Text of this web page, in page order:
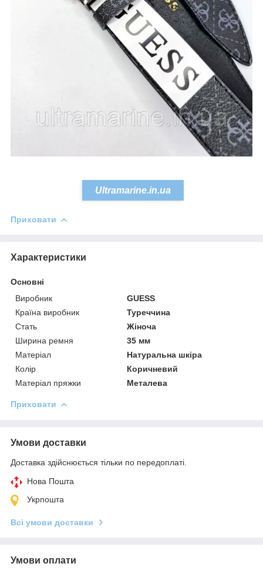
Ultramarine.in.ua
Приховати
Характеристики
Основні
Виробник
GUESS
Країна виробник
Туреччина
Стать
Жіноча
Ширина ремня
35 мм
Матеріал
Натуральна шкіра
Колір
Коричневий
Матеріал пряжки
Металева
Приховати
Умови доставки
Доставка здійснюється тільки по передоплаті.
Нова Пошта
Укрпошта
Всі умови доставки
Умови оплати